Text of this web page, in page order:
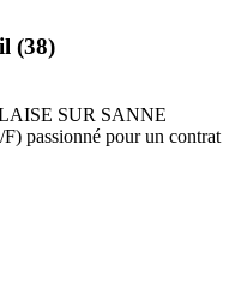
(38)
SUR SANNE
passionné pour un contrat